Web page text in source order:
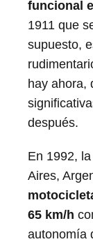
funcional
1911 que
supuesto,
hay ahora,
después.
En 1992,
Aires,
65 km/h
autonomía